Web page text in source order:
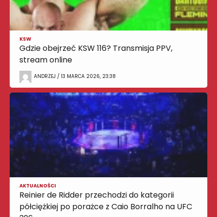
KSW
Gdzie obejrzeć KSW 116? Transmisja PPV,
stream online
ANDRZEJ / 13 MARCA 2026, 23:38
AKTUALNOŚCI
Reinier de Ridder przechodzi do kategorii
półciężkiej po porażce z Caio Borralho na UFC